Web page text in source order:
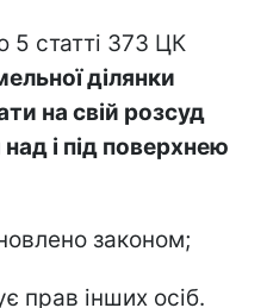
5 статті 373 ЦК
ділянки
на свій розсуд
і під поверхнею
законом;
прав інших осіб.